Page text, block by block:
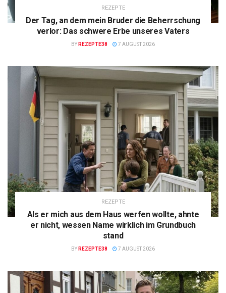
REZEPTE
Der Tag, an dem mein Bruder die Beherrschung
verlor: Das schwere Erbe unseres Vaters
BY REZEPTE38 7 AUGUST 2026
REZEPTE
Als er mich aus dem Haus werfen wollte, ahnte
er nicht, wessen Name wirklich im Grundbuch
stand
BY REZEPTE38 7 AUGUST 2026